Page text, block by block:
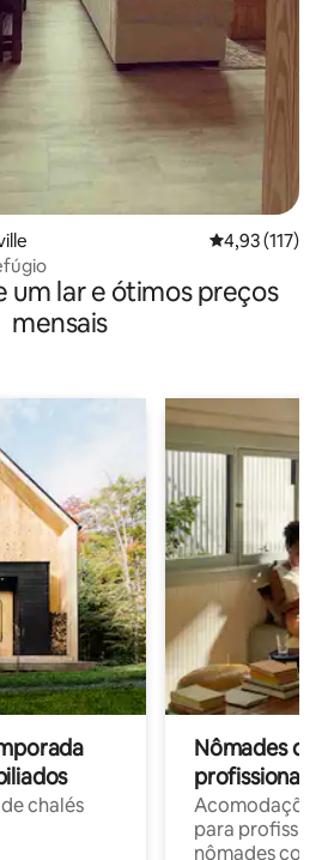
4,93 de uma
4,93 (117)
um lar e ótimos preços
mensais
chalés
Nômades
profissionais
para
nômades com